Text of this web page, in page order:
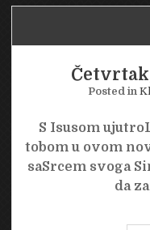
Posted in
S Isusom
tobom u ovom
saSrcem svoga
da